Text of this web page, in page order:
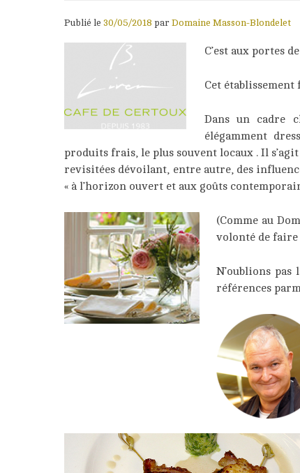
Publié le 30/05/2018 par Domaine Masson-Blondelet
C’est aux portes
Cet
Dans un cadre
élégamment
produits frais, le plus souvent locaux . Il
revisitées dévoilant, entre autre, des
« à l’horizon ouvert et aux goûts
(Comme au
volonté de faire
N’oublions
références